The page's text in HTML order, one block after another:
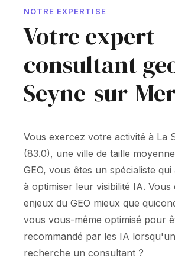
NOTRE EXPERTISE
Votre expert
consultant
Seyne-sur-
Vous exercez votre activité à La
(83.0), une ville de taille
GEO, vous êtes un spécialiste qui
à optimiser leur visibilité IA.
enjeux du GEO mieux que
vous vous-même optimisé pour
recommandé par les IA
recherche un consultant ?